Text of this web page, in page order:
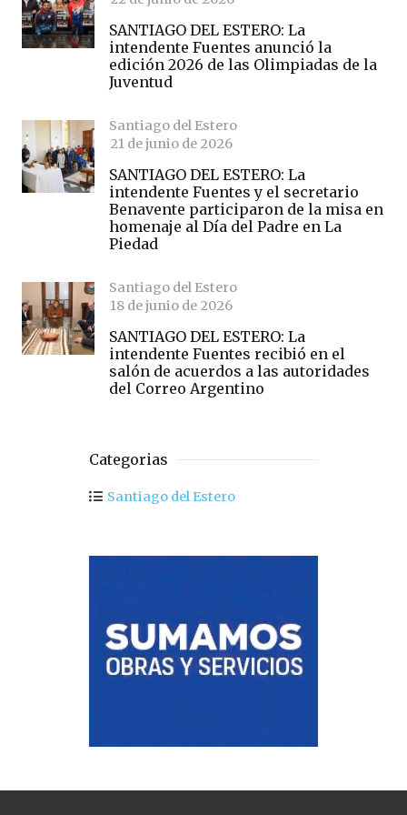
SANTIAGO DEL ESTERO: La
intendente Fuentes anunció la
edición 2026 de las Olimpiadas de la
Juventud
Santiago del Estero
21 de junio de 2026
SANTIAGO DEL ESTERO: La
intendente Fuentes y el secretario
Benavente participaron de la misa en
homenaje al Día del Padre en La
Piedad
Santiago del Estero
18 de junio de 2026
SANTIAGO DEL ESTERO: La
intendente Fuentes recibió en el
salón de acuerdos a las autoridades
del Correo Argentino
Categorias
Santiago del Estero